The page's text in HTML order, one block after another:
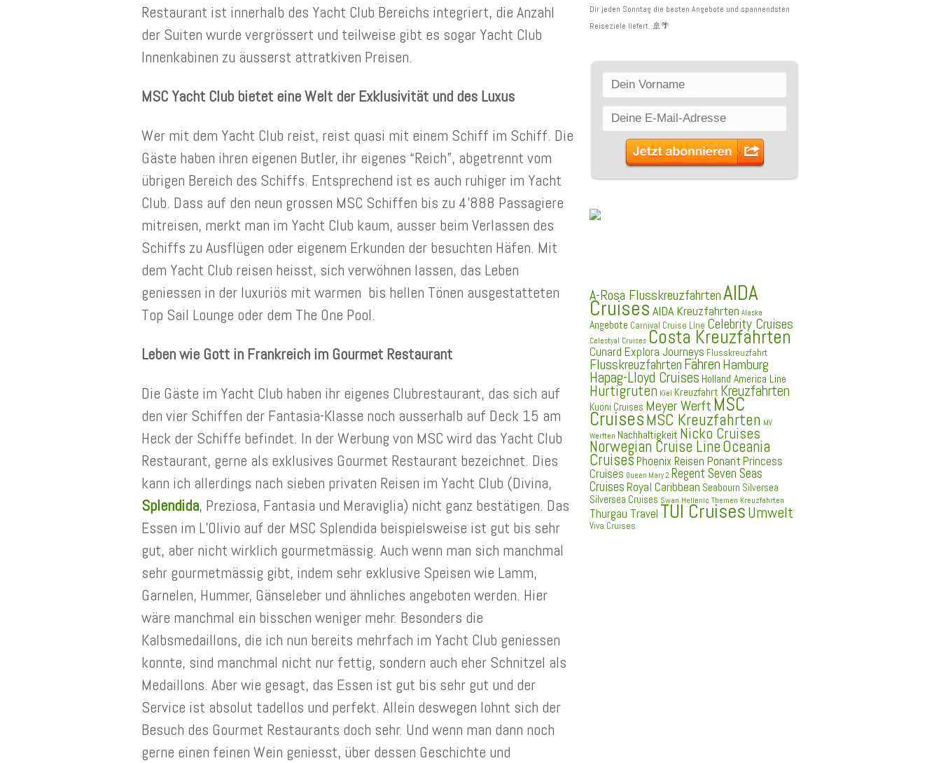
Restaurant ist innerhalb des Yacht Club Bereichs integriert, die Anzahl
der Suiten wurde vergrössert und teilweise gibt es sogar Yacht Club
Innenkabinen zu äusserst attratkiven Preisen.
MSC Yacht Club bietet eine Welt der Exklusivität und des Luxus
Wer mit dem Yacht Club reist, reist quasi mit einem Schiff im Schiff. Die
Gäste haben ihren eigenen Butler, ihr eigenes “Reich”, abgetrennt vom
übrigen Bereich des Schiffs. Entsprechend ist es auch ruhiger im Yacht
Club. Dass auf den neun grossen MSC Schiffen bis zu 4’888 Passagiere
mitreisen, merkt man im Yacht Club kaum, ausser beim Verlassen des
Schiffs zu Ausflügen oder eigenem Erkunden der besuchten Häfen. Mit
dem Yacht Club reisen heisst, sich verwöhnen lassen, das Leben
geniessen in der luxuriös mit warmen bis hellen Tönen ausgestatteten
Top Sail Lounge oder dem The One Pool.
Leben wie Gott in Frankreich im Gourmet Restaurant
Die Gäste im Yacht Club haben ihr eigenes Clubrestaurant, das sich auf
den vier Schiffen der Fantasia-Klasse noch ausserhalb auf Deck 15 am
Heck der Schiffe befindet. In der Werbung von MSC wird das Yacht Club
Restaurant, gerne als exklusives Gourmet Restaurant bezeichnet. Dies
kann ich allerdings nach sieben privaten Reisen im Yacht Club (Divina,
Splendida, Preziosa, Fantasia und Meraviglia) nicht ganz bestätigen. Das
Essen im L’Olivio auf der MSC Splendida beispielsweise ist gut bis sehr
gut, aber nicht wirklich gourmetmässig. Auch wenn man sich manchmal
sehr gourmetmässig gibt, indem sehr exklusive Speisen wie Lamm,
Garnelen, Hummer, Gänseleber und ähnliches angeboten werden. Hier
wäre manchmal ein bisschen weniger mehr. Besonders die
Kalbsmedaillons, die ich nun bereits mehrfach im Yacht Club geniessen
konnte, sind manchmal nicht nur fettig, sondern auch eher Schnitzel als
Medaillons. Aber wie gesagt, das Essen ist gut bis sehr gut und der
Service ist absolut tadellos und perfekt. Allein deswegen lohnt sich der
Besuch des Gourmet Restaurants doch sehr. Und wenn man dann noch
gerne einen feinen Wein geniesst, über dessen Geschichte und
Dir jeden Sonntag die besten Angebote und spannendsten
Reiseziele liefert. 🚢🌴
A-Rosa FlusskreuzfahrtenAIDA
CruisesAIDA Kreuzfahrten Alaska
Angebote Carnival Cruise LIne Celebrity Cruises
Celestyal Cruises Costa Kreuzfahrten
Cunard Explora Journeys Flusskreuzfahrt
Flusskreuzfahrten FährenHamburg
Hapag-Lloyd Cruises Holland America Line
Hurtigruten Kiel Kreuzfahrt Kreuzfahrten
Kuoni Cruises Meyer Werft MSC
CruisesMSC Kreuzfahrten MV
Werften Nachhaltigkeit Nicko Cruises
Norwegian Cruise LineOceania
Cruises Phoenix Reisen PonantPrincess
Cruises Queen Mary 2 Regent Seven Seas
CruisesRoyal Caribbean Seabourn Silversea
Silversea Cruises Swan Hellenic Themen Kreuzfahrten
Thurgau Travel TUI CruisesUmwelt
Viva Cruises